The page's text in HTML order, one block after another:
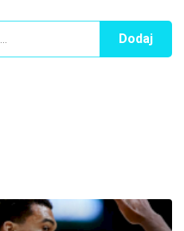
Dodaj